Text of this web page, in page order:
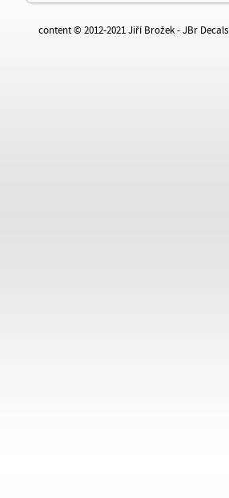
content © 2012-2021 Jiří Brožek - JBr Decals